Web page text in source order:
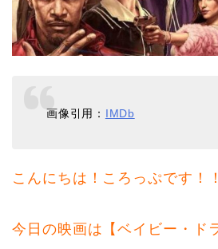
画像引用： IMDb
こんにちは！ころっぷです！！
今日の映画は【ベイビー・ド